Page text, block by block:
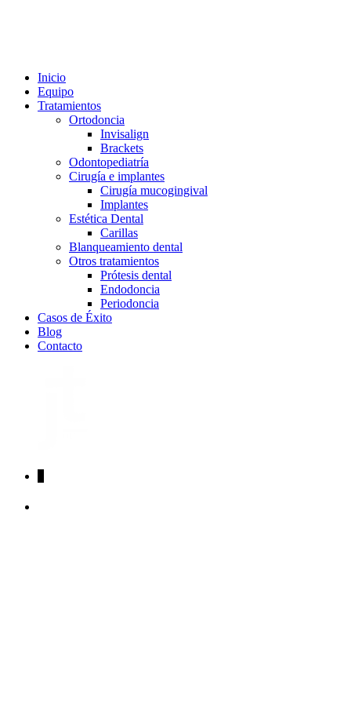
Close
Menu
Inicio
Equipo
Tratamientos
Ortodoncia
Invisalign
Brackets
Odontopediatría
Cirugía e implantes
Cirugía mucogingival
Implantes
Estética Dental
Carillas
Blanqueamiento dental
Otros tratamientos
Prótesis dental
Endodoncia
Periodoncia
Casos de Éxito
Blog
Contacto